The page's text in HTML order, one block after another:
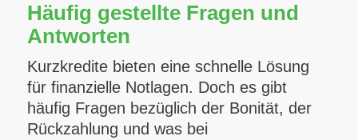
Häufig gestellte Fragen und
Antworten
Kurzkredite bieten eine schnelle Lösung
für finanzielle Notlagen. Doch es gibt
häufig Fragen bezüglich der Bonität, der
Rückzahlung und was bei